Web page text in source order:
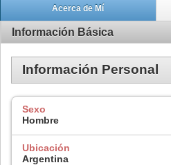
Acerca de Mí
Información Básica
Información Personal
Sexo
Hombre
Ubicación
Argentina